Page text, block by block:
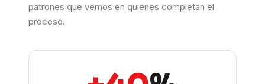
patrones que vemos en quienes completan el
proceso.